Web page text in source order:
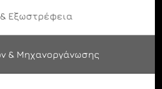
Εξωστρέφεια
& Μηχανοργάνωσης